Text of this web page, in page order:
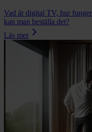
Vad är digital TV, hur
kan man beställa det?
Läs mer